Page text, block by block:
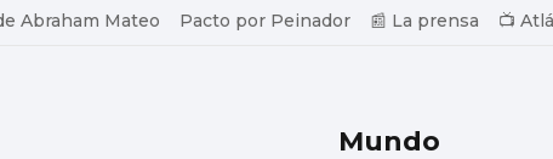
Abraham Mateo Pacto por Peinador 📰 La prensa 📺
Mundo